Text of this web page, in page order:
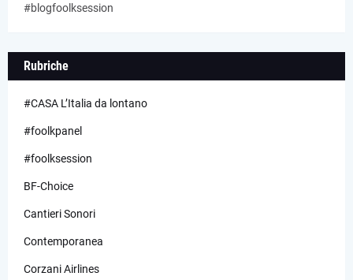
#blogfoolksession
Rubriche
#CASA L’Italia da lontano
#foolkpanel
#foolksession
BF-Choice
Cantieri Sonori
Contemporanea
Corzani Airlines